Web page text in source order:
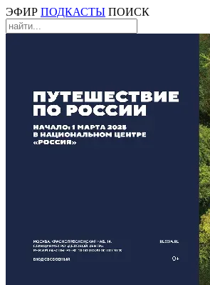
ЭФИР ПОДКАСТЫ ПОИСК